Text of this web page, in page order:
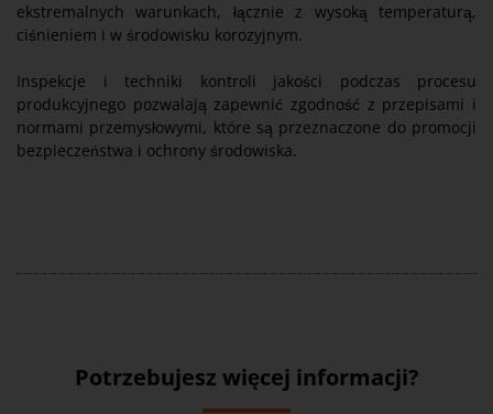
ekstremalnych warunkach, łącznie z wysoką temperaturą,
ciśnieniem i w środowisku korozyjnym.
Inspekcje i techniki kontroli jakości podczas procesu
produkcyjnego pozwalają zapewnić zgodność z przepisami i
normami przemysłowymi, które są przeznaczone do promocji
bezpieczeństwa i ochrony środowiska.
Potrzebujesz więcej informacji?